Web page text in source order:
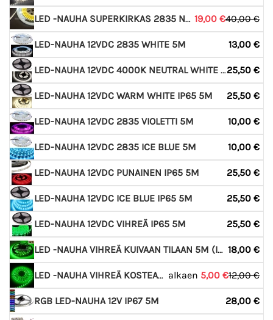
LED -NAUHA SUPERKIRKAS 2835 NEUTRAL WHITE
19,00 €40,00 €
LED-NAUHA 12VDC 2835 WHITE 5M 13,00 €
LED-NAUHA 12VDC 4000K NEUTRAL WHITE IP65 5M
25,50 €
LED-NAUHA 12VDC WARM WHITE IP65 5M 25,50 €
LED-NAUHA 12VDC 2835 VIOLETTI 5M 10,00 €
LED-NAUHA 12VDC 2835 ICE BLUE 5M 10,00 €
LED-NAUHA 12VDC PUNAINEN IP65 5M 25,50 €
LED-NAUHA 12VDC ICE BLUE IP65 5M 25,50 €
LED-NAUHA 12VDC VIHREÄ IP65 5M 25,50 €
LED -NAUHA VIHREÄ KUIVAAN TILAAN 5M (IP20)18,00 €
LED -NAUHA VIHREÄ KOSTEAAN TILAAN (IP63) -
alkaen 5,00 €12,00 €
RGB LED-NAUHA 12V IP67 5M 28,00 €